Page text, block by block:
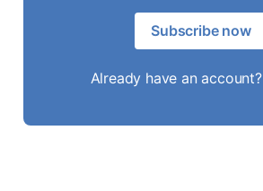
Subscribe now
Already have an account?